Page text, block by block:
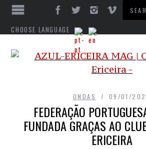
CHOOSE LANGUAGE
ONDAS 09/01/
FEDERAÇÃO
FUNDADA GRAÇAS AO
ERICEIRA